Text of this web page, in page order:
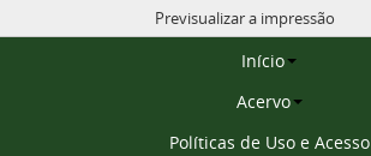
Página inicial
Início
Acervo
Políticas de Uso e Acesso
Previsualizar a impressão